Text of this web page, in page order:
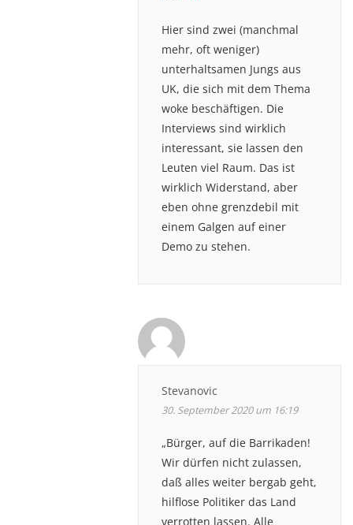
Hier sind zwei (manchmal
mehr, oft weniger)
unterhaltsamen Jungs aus
UK, die sich mit dem Thema
woke beschäftigen. Die
Interviews sind wirklich
interessant, sie lassen den
Leuten viel Raum. Das ist
wirklich Widerstand, aber
eben ohne grenzdebil mit
einem Galgen auf einer
Demo zu stehen.
Stevanovic
30. September 2020 um 16:19
„Bürger, auf die Barrikaden!
Wir dürfen nicht zulassen,
daß alles weiter bergab geht,
hilflose Politiker das Land
verrotten lassen. Alle